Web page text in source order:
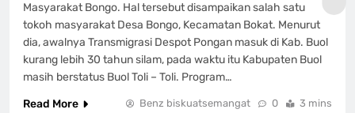
Masyarakat Bongo. Hal tersebut disampaikan salah satu
tokoh masyarakat Desa Bongo, Kecamatan Bokat. Menurut
dia, awalnya Transmigrasi Despot Pongan masuk di Kab. Buol
kurang lebih 30 tahun silam, pada waktu itu Kabupaten Buol
masih berstatus Buol Toli – Toli. Program…
Read More
Benz biskuatsemangat 0 3 mins